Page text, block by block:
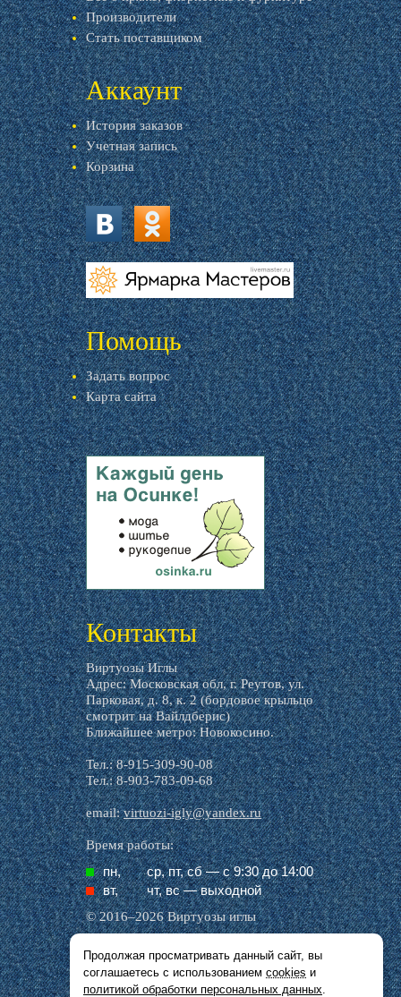
Производители
Стать поставщиком
Аккаунт
История заказов
Учетная запись
Корзина
vk.com ok.ru
livemaster.ru
Помощь
Задать вопрос
Карта сайта
livemaster.ru
Контакты
Виртуозы Иглы
Адрес: Московская обл, г. Реутов, ул.
Парковая, д. 8, к. 2 (бордовое крыльцо
смотрит на Вайлдберис)
Ближайшее метро: Новокосино.
Тел.: 8-915-309-90-08
Тел.: 8-903-783-09-68
email:virtuozi-igly@yandex.ru
Время работы:
пн,
ср, пт, cб — с 9:30 до 14:00
вт,
чт, вс — выходной
© 2016–2026 Виртуозы иглы
Все названия производителей, символика и
описания, присутствующие в наших картинках
и тексте, используются исключительно в целях
Продолжая просматривать данный сайт, вы
соглашаетесь с использованием cookies и
политикой обработки персональных данных.